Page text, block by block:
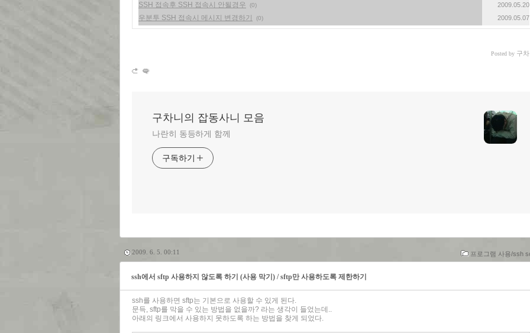
SSH 접속후 SSH 접속시 안될경우 (0) 2009.05.20
우분투 SSH 접속시 메시지 변경하기 (0) 2009.05.07
Posted by 구
구차니의 잡동사니 모음
나란히 동등하게 함께
구독하기
프로그램 사용/ssh
2009. 6. 5. 00:11
ssh에서 sftp 사용하지 않도록 하기 (사용 막기) / sftp만 사용하도록 제한하기
ssh를 사용하면 sftp는 기본으로 사용할 수 있게 된다.
문득, sftp를 막을 수 있는 방법을 없을까? 라는 생각이 들었는데..
아래의 링크에서 사용하지 못하도록 하는 방법을 찾게 되었다.